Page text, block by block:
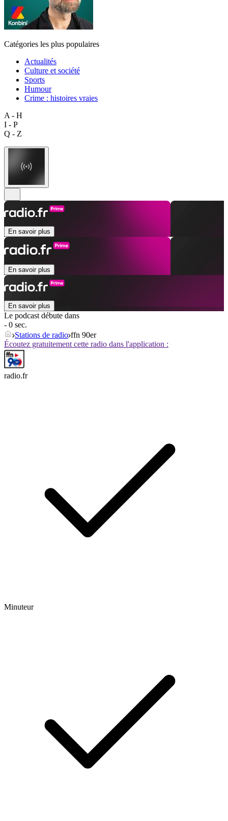
Catégories les plus populaires
Actualités
Culture et société
Sports
Humour
Crime : histoires vraies
A - H
I - P
Q - Z
En savoir plus
En savoir plus
En savoir plus
Le podcast débute dans
- 0 sec.
Stations de radio ffn 90er
Écoutez gratuitement cette radio dans l'application :
radio.fr
Minuteur